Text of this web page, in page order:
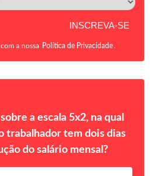
a nossa Política de Privacidade
a escala 5x2, na qual
trabalhador tem dois dias
do salário mensal?